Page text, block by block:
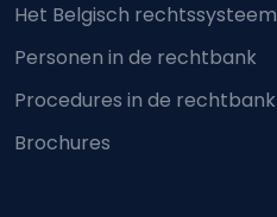
Het Belgisch rechtssysteem
Personen in de rechtbank
Procedures in de rechtbank
Brochures